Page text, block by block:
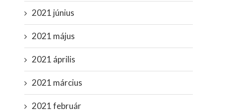
2021 június
2021 május
2021 április
2021 március
2021 február